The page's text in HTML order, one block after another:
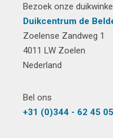
Bezoek onze
Duikcentrum de
Zoelense Zandweg 1
4011 LW Zoelen
Nederland
Bel ons
+31 (0)344 - 62 45 05